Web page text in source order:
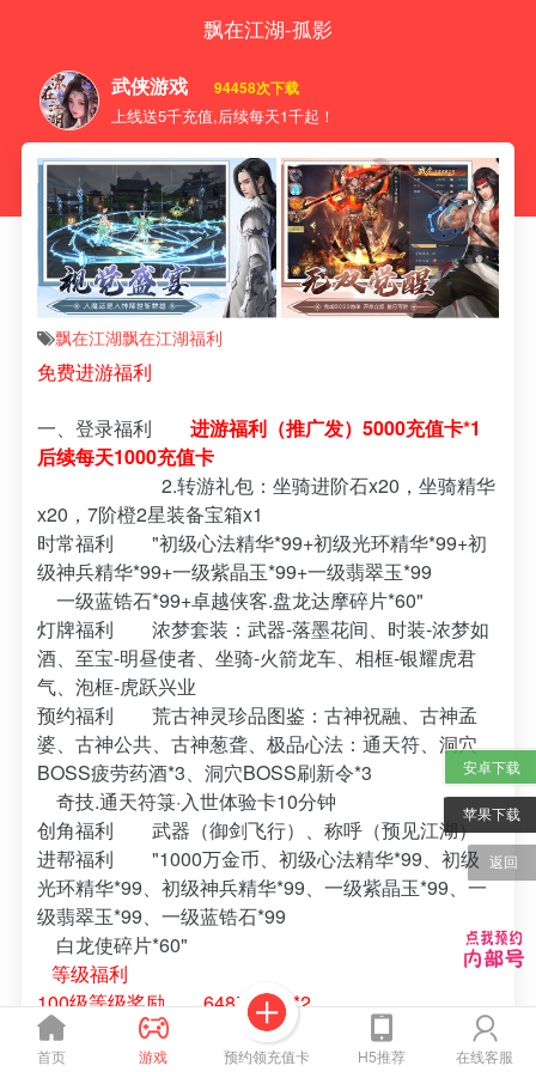
飘在江湖-孤影
首页 游戏 预约领充值卡 H5推荐 在线客服
安卓下载
苹果下载
返回
武侠游戏 94458次下载
上线送5千充值,后续每天1千起！
飘在江湖飘在江湖福利
免费进游福利
一、登录福利
进游福利（推广发）5000充值卡*1
后续每天1000充值卡
2.转游礼包：坐骑进阶石x20，坐骑精华
x20，7阶橙2星装备宝箱x1
时常福利
"初级心法精华*99+初级光环精华*99+初
级神兵精华*99+一级紫晶玉*99+一级翡翠玉*99
一级蓝锆石*99+卓越侠客.盘龙达摩碎片*60"
灯牌福利
浓梦套装：武器-落墨花间、时装-浓梦如
酒、至宝-明昼使者、坐骑-火箭龙车、相框-银耀虎君
气、泡框-虎跃兴业
预约福利
荒古神灵珍品图鉴：古神祝融、古神孟
婆、古神公共、古神葱聋、极品心法：通天符、洞穴
BOSS疲劳药酒*3、洞穴BOSS刷新令*3
奇技.通天符箓·入世体验卡10分钟
创角福利
武器（御剑飞行）、称呼（预见江湖）
进帮福利
"1000万金币、初级心法精华*99、初级
光环精华*99、初级神兵精华*99、一级紫晶玉*99、一
级翡翠玉*99、一级蓝锆石*99
白龙使碎片*60"
等级福利
100级等级奖励
648充值卡*2
150级等级奖励
648充值卡*3
200级等级奖励
648充值卡*4